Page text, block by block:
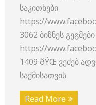
საკითხები
https://
3062 ბიზნეს
https://
1409 ðŸŒ ვეძებ
საქმისათვის
Read More